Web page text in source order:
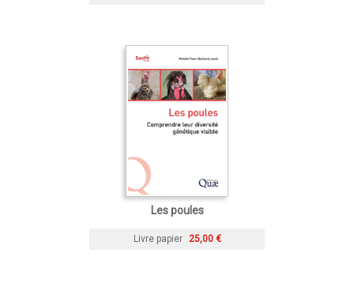
Les poules
Livre papier 25,00 €